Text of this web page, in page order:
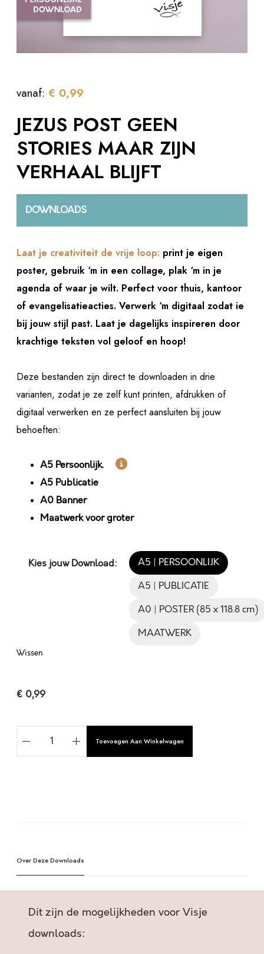
vanaf: € 0,99
JEZUS POST GEEN
STORIES MAAR ZIJN
VERHAAL BLIJFT
DOWNLOADS
Laat je creativiteit de vrije loop: print je eigen
poster, gebruik ‘m in een collage, plak ‘m in je
agenda of waar je wilt. Perfect voor thuis, kantoor
of evangelisatieacties. Verwerk ‘m digitaal zodat ie
bij jouw stijl past. Laat je dagelijks inspireren door
krachtige teksten vol geloof en hoop!
Deze bestanden zijn direct te downloaden in drie
varianten, zodat je ze zelf kunt printen, afdrukken of
digitaal verwerken en ze perfect aansluiten bij jouw
behoeften:
A5 Persoonlijk. 
A5 Publicatie
A0 Banner
Maatwerk voor groter
Kies jouw Download: A5 | PERSOONLIJK
A5 | PUBLICATIE
A0 | POSTER (85 x 118.8 cm)
MAATWERK
Wissen
€ 0,99
G
E
E
S
T
Toevoegen Aan Winkelwagen
r
n
a
Over Deze Downloads
Dit zijn de mogelijkheden voor Visje
downloads: